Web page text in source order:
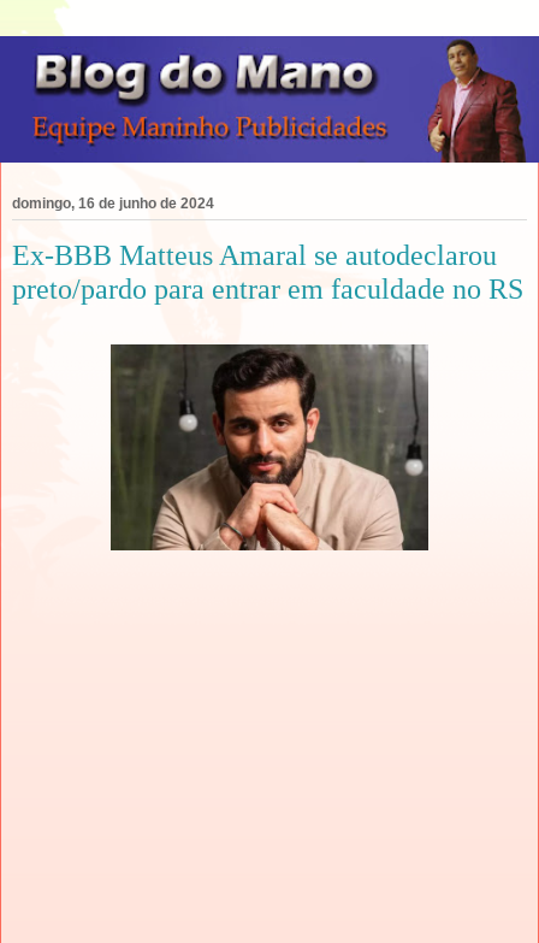
domingo, 16 de junho de 2024
Ex-BBB Matteus Amaral se autodeclarou
preto/pardo para entrar em faculdade no RS